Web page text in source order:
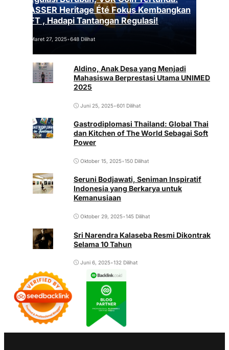
VASSER Heritage Été Fokus Kembangkan
NFT , Hadapi Tantangan Regulasi!
Maret 27, 2025•648 Dilihat
Aldino, Anak Desa yang Menjadi
Mahasiswa Berprestasi Utama UNIMED
2025
Juni 25, 2025•601 Dilihat
Gastrodiplomasi Thailand: Global Thai
dan Kitchen of The World Sebagai Soft
Power
Oktober 15, 2025•150 Dilihat
Seruni Bodjawati, Seniman Inspiratif
Indonesia yang Berkarya untuk
Kemanusiaan
Oktober 29, 2025•145 Dilihat
Sri Narendra Kalaseba Resmi Dikontrak
Selama 10 Tahun
Juni 6, 2025•132 Dilihat